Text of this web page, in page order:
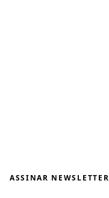
ASSINAR NEWSLETTER